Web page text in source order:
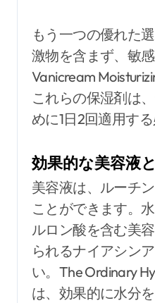
もう一つの優れた
激物を含まず、敏
Vanicream
これらの保湿剤は
めに1日2回適用す
効果的な美容液
美容液は、ルーチ
ことができます。
ルロン酸を含む美
られるナイアシン
い。The Ordinary
は、効果的に水分